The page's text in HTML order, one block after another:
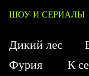
ШОУ И СЕРИАЛЫ
Дикий лес
Фурия
К